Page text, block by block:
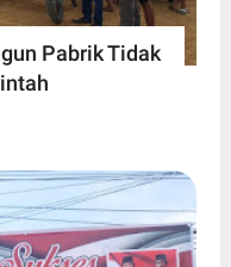
Pabrik Tidak